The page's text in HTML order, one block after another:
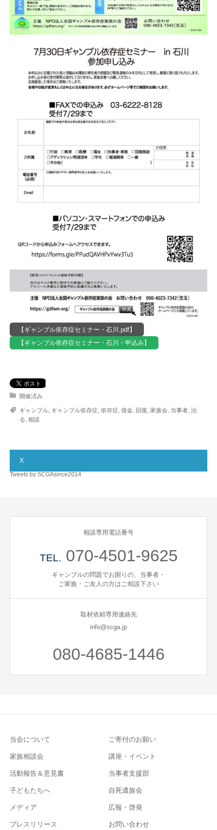
【ギャンブル依存症セミナー・石川.pdf】
【ギャンブル依存症セミナー・石川・申込み】
開催済み
ギャンブル, ギャンブル依存症, 依存症, 借金, 回復, 家族会, 当事者, 治
る, 相談
X
Tweets by SCGAsince2014
相談専用電話番号
TEL. 070-4501-9625
ギャンブルの問題でお困りの、当事者・
ご家族・ご友人の方はご相談下さい
取材依頼専用連絡先
info@scga.jp
080-4685-1446
当会について ご寄付のお願い
家族相談会 講座・イベント
活動報告＆意見書 当事者支援部
子どもたちへ 自死遺族会
メディア 広報・啓発
プレスリリース お問い合わせ